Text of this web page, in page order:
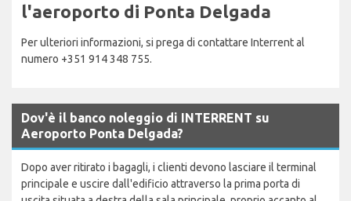
l'aeroporto di Ponta Delgada
Per ulteriori informazioni, si prega di contattare Interrent al
numero +351 914 348 755.
Dov'è il banco noleggio di INTERRENT su
Aeroporto Ponta Delgada?
Dopo aver ritirato i bagagli, i clienti devono lasciare il terminal
principale e uscire dall'edificio attraverso la prima porta di